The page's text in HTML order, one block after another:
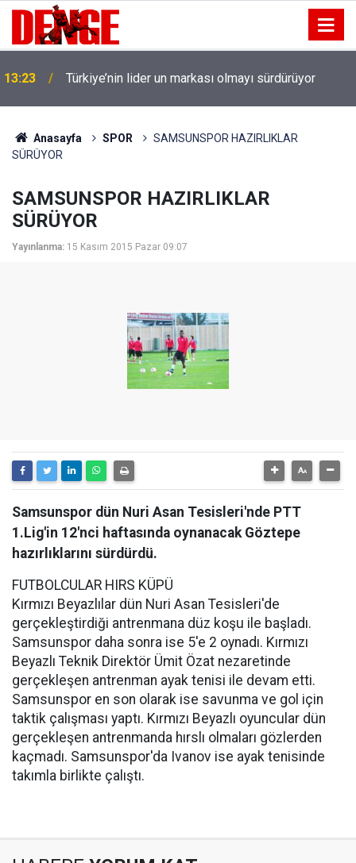
13:23 Türkiye’nin lider un markası olmayı sürdürüyor
Anasayfa SPOR
SAMSUNSPOR HAZIRLIKLAR
SÜRÜYOR
SAMSUNSPOR HAZIRLIKLAR
SÜRÜYOR
Yayınlanma: 15 Kasım 2015 Pazar 09:07
Samsunspor dün Nuri Asan Tesisleri'nde PTT
1.Lig'in 12'nci haftasında oynanacak Göztepe
hazırlıklarını sürdürdü.
FUTBOLCULAR HIRS KÜPÜ
Kırmızı Beyazlılar dün Nuri Asan Tesisleri'de
gerçekleştirdiği antrenmana düz koşu ile başladı.
Samsunspor daha sonra ise 5'e 2 oynadı. Kırmızı
Beyazlı Teknik Direktör Ümit Özat nezaretinde
gerçekleşen antrenman ayak tenisi ile devam etti.
Samsunspor en son olarak ise savunma ve gol için
taktik çalışması yaptı. Kırmızı Beyazlı oyuncular dün
gerçekleşen antrenmanda hırslı olmaları gözlerden
kaçmadı. Samsunspor'da Ivanov ise ayak tenisinde
takımla birlikte çalıştı.